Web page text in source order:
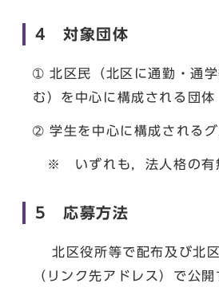
4 対象団体
➀ 北区民（北区に通勤・通
む）を中心に構成される団体
➁ 学生を中心に構成される
※ いずれも，法人格の有
5 応募方法
北区役所等で配布及び北
（リンク先アドレス）で公